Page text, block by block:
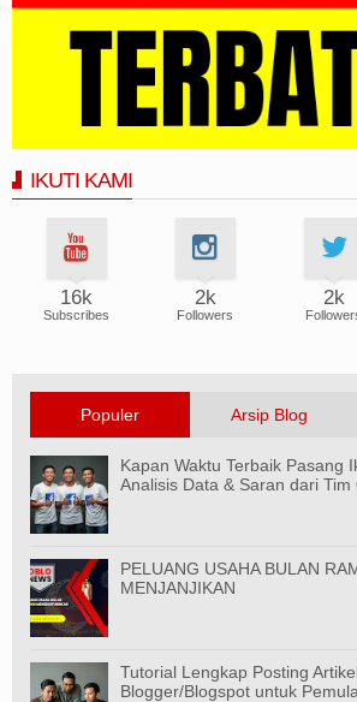
IKUTI KAMI
16k
Subscribes
2k
Followers
2k
Populer Arsip Blog
Kapan Waktu Terbaik Pasang
Analisis Data & Saran dari Tim
PELUANG USAHA BULAN
MENJANJIKAN
Tutorial Lengkap Posting
Blogger/Blogspot untuk Pemula